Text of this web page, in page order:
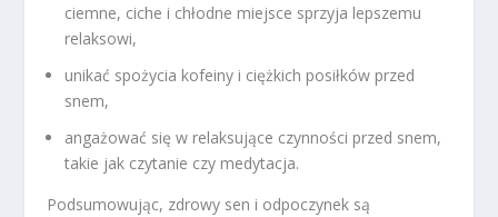
ciemne, ciche i chłodne miejsce sprzyja lepszemu
relaksowi,
unikać spożycia kofeiny i ciężkich posiłków przed
snem,
angażować się w relaksujące czynności przed snem,
takie jak czytanie czy medytacja.
Podsumowując, zdrowy sen i odpoczynek są